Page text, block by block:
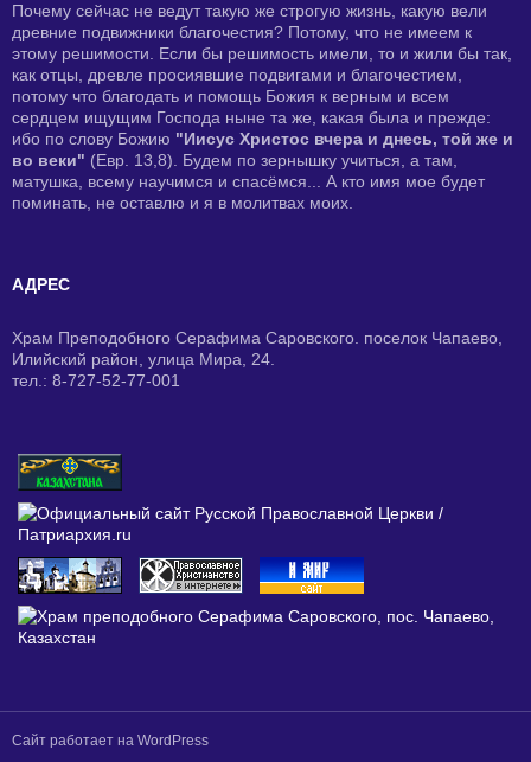
Почему сейчас не ведут такую же строгую жизнь, какую вели
древние подвижники благочестия? Потому, что не имеем к
этому решимости. Если бы решимость имели, то и жили бы так,
как отцы, древле просиявшие подвигами и благочестием,
потому что благодать и помощь Божия к верным и всем
сердцем ищущим Господа ныне та же, какая была и прежде:
ибо по слову Божию "Иисус Христос вчера и днесь, той же и
во веки" (Евр. 13,8). Будем по зернышку учиться, а там,
матушка, всему научимся и спасёмся... А кто имя мое будет
поминать, не оставлю и я в молитвах моих.
АДРЕС
Храм Преподобного Серафима Саровского. поселок Чапаево,
Илийский район, улица Мира, 24.
тел.: 8-727-52-77-001
Сайт работает на WordPress